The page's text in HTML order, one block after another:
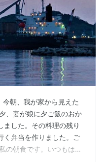
朝、我が家から見えた
、妻が娘に夕ご飯のおか
ました。その料理の残り
く弁当を作りました。ご
の朝食です。いつもは、